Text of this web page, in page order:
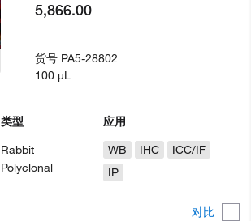
对比
类型
Rabbit
Polyclonal
应用
WB
IHC
ICC/IF
IP
5,866.00
货号 PA5-28802
100 µL